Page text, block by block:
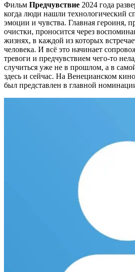
Фильм Предчувствие 2024 года
когда люди нашли технологический
эмоции и чувства. Главная героиня,
очистки, проносится через
жизнях, в каждой из которых
человека. И всё это начинает
тревоги и предчувствием чего-то
случиться уже не в прошлом, а в
здесь и сейчас. На Венецианском
был представлен в главной